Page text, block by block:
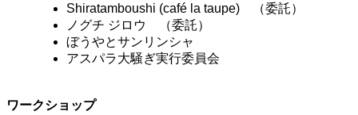
Shiratamboushi (café la taupe) （委託）
ノグチ ジロウ （委託）
ぼうやとサンリンシャ
アスパラ大騒ぎ実行委員会
ワークショップ